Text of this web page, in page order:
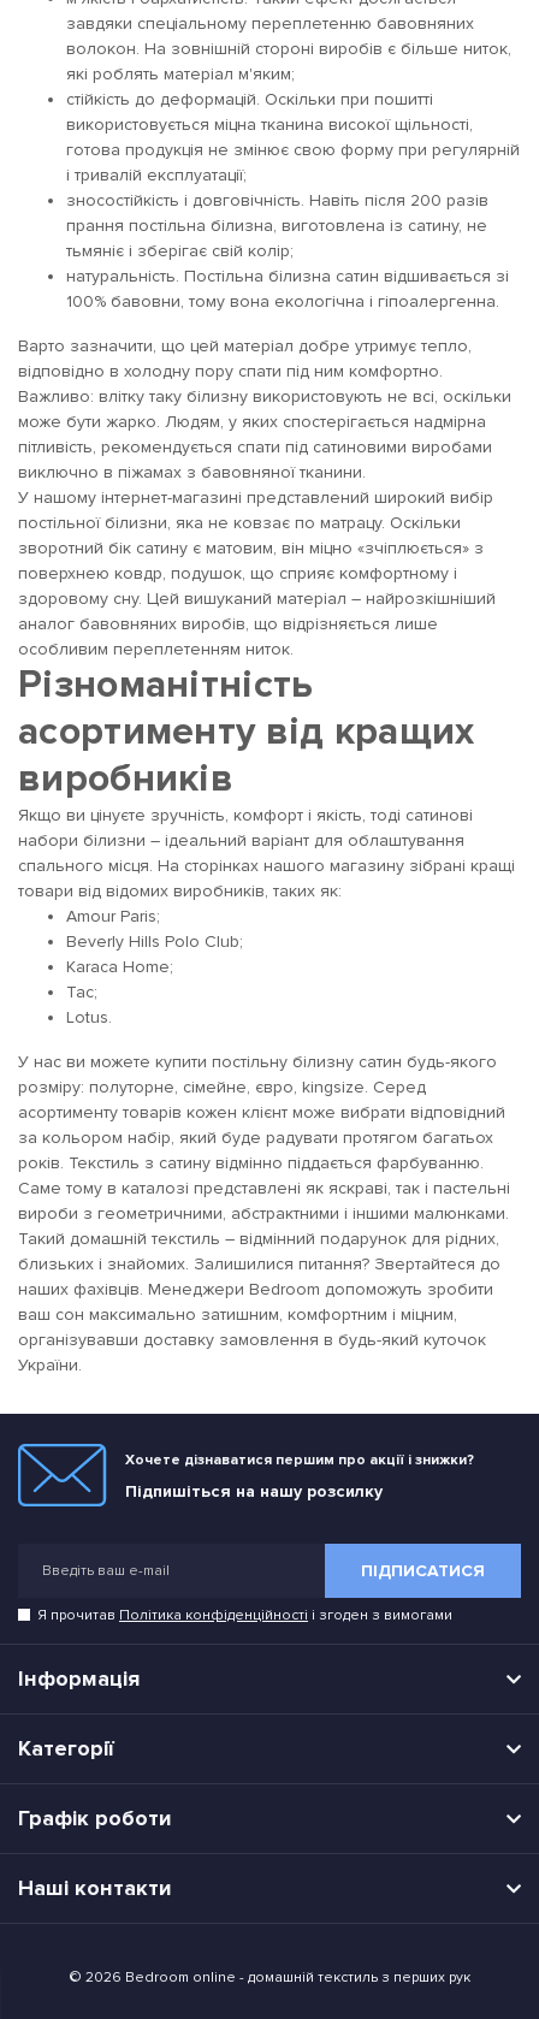
завдяки спеціальному переплетенню бавовняних
волокон. На зовнішній стороні виробів є більше ниток,
які роблять матеріал м'яким;
стійкість до деформацій. Оскільки при пошитті
використовується міцна тканина високої щільності,
готова продукція не змінює свою форму при регулярній
і тривалій експлуатації;
зносостійкість і довговічність. Навіть після 200 разів
прання постільна білизна, виготовлена із сатину, не
тьмяніє і зберігає свій колір;
натуральність. Постільна білизна сатин відшивається зі
100% бавовни, тому вона екологічна і гіпоалергенна.
Варто зазначити, що цей матеріал добре утримує тепло,
відповідно в холодну пору спати під ним комфортно.
Важливо: влітку таку білизну використовують не всі, оскільки
може бути жарко. Людям, у яких спостерігається надмірна
пітливість, рекомендується спати під сатиновими виробами
виключно в піжамах з бавовняної тканини.
У нашому інтернет-магазині представлений широкий вибір
постільної білизни, яка не ковзає по матрацу. Оскільки
зворотний бік сатину є матовим, він міцно «зчіплюється» з
поверхнею ковдр, подушок, що сприяє комфортному і
здоровому сну. Цей вишуканий матеріал – найрозкішніший
аналог бавовняних виробів, що відрізняється лише
особливим переплетенням ниток.
Різноманітність
асортименту від кращих
виробників
Якщо ви цінуєте зручність, комфорт і якість, тоді сатинові
набори білизни – ідеальний варіант для облаштування
спального місця. На сторінках нашого магазину зібрані кращі
товари від відомих виробників, таких як:
Amour Paris;
Beverly Hills Polo Club;
Karaca Home;
Tac;
Lotus.
У нас ви можете купити постільну білизну сатин будь-якого
розміру: полуторне, сімейне, євро, kingsize. Серед
асортименту товарів кожен клієнт може вибрати відповідний
за кольором набір, який буде радувати протягом багатьох
років. Текстиль з сатину відмінно піддається фарбуванню.
Саме тому в каталозі представлені як яскраві, так і пастельні
вироби з геометричними, абстрактними і іншими малюнками.
Такий домашній текстиль – відмінний подарунок для рідних,
близьких і знайомих. Залишилися питання? Звертайтеся до
наших фахівців. Менеджери Bedroom допоможуть зробити
ваш сон максимально затишним, комфортним і міцним,
організувавши доставку замовлення в будь-який куточок
України.
Хочете дізнаватися першим про акції і знижки?
Підпишіться на нашу розсилку
ПІДПИСАТИСЯ
Я прочитав Політика конфіденційності і згоден з вимогами
Інформація
Категорії
Графік роботи
Наші контакти
© 2026 Bedroom online - домашній текстиль з перших рук